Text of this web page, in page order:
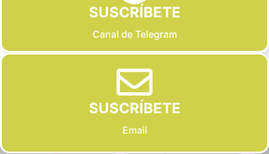
SUSCRÍBETE
Canal de Telegram
SUSCRÍBETE
Email